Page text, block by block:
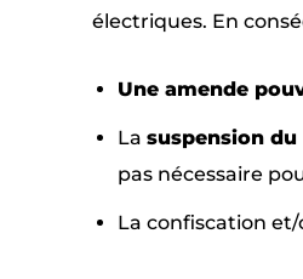
électriques. En
Une amende
La suspension
pas nécessaire
La confiscation